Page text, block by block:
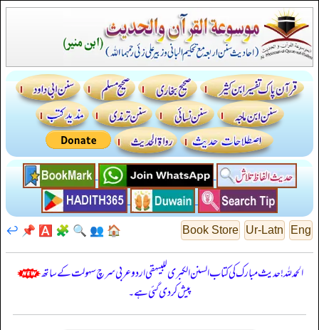
Eng
Ur-Latn
Book Store
🏠
👥
🔍
🧩
🅰️
📌
↩️
الحمدللہ! حدیث مبارک کی کتاب السنن الكبرى للبيهقي اردو عربی سرچ سہولت کے ساتھ
پیش کر دی گئی ہے۔